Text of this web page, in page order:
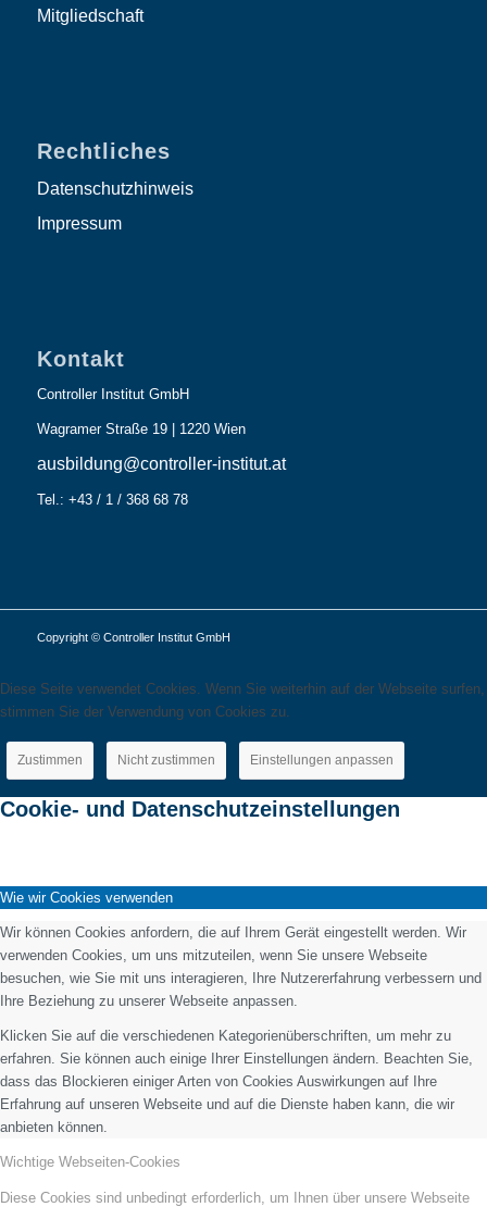
Mitgliedschaft
Rechtliches
Datenschutzhinweis
Impressum
Kontakt
Controller Institut GmbH
Wagramer Straße 19 | 1220 Wien
ausbildung@controller-institut.at
Tel.: +43 / 1 / 368 68 78
Copyright © Controller Institut GmbH
Diese Seite verwendet Cookies. Wenn Sie weiterhin auf der Webseite surfen,
stimmen Sie der Verwendung von Cookies zu.
Zustimmen Nicht zustimmen Einstellungen anpassen
Cookie- und Datenschutzeinstellungen
Wie wir Cookies verwenden
Wir können Cookies anfordern, die auf Ihrem Gerät eingestellt werden. Wir
verwenden Cookies, um uns mitzuteilen, wenn Sie unsere Webseite
besuchen, wie Sie mit uns interagieren, Ihre Nutzererfahrung verbessern und
Ihre Beziehung zu unserer Webseite anpassen.
Klicken Sie auf die verschiedenen Kategorienüberschriften, um mehr zu
erfahren. Sie können auch einige Ihrer Einstellungen ändern. Beachten Sie,
dass das Blockieren einiger Arten von Cookies Auswirkungen auf Ihre
Erfahrung auf unseren Webseite und auf die Dienste haben kann, die wir
anbieten können.
Wichtige Webseiten-Cookies
Diese Cookies sind unbedingt erforderlich, um Ihnen über unsere Webseite